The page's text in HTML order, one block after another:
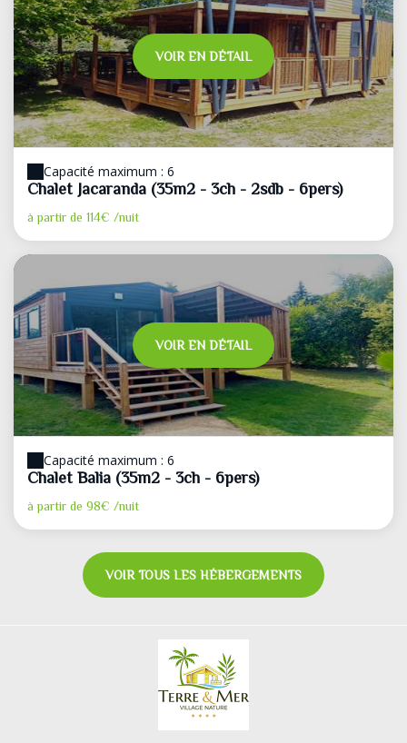
VOIR EN DÉTAIL
Capacité maximum : 6
Chalet Jacaranda (35m2 - 3ch - 2sdb - 6pers)
à partir de 114€ /nuit
VOIR EN DÉTAIL
Capacité maximum : 6
Chalet Balia (35m2 - 3ch - 6pers)
à partir de 98€ /nuit
VOIR TOUS LES HÉBERGEMENTS